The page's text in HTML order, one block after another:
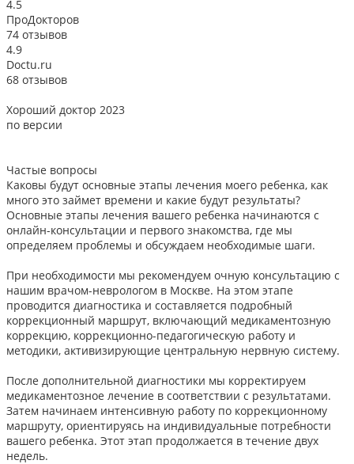
4.5
ПроДокторов
74 отзывов
4.9
Doctu.ru
68 отзывов
Хороший доктор 2023
по версии
Частые вопросы
Каковы будут основные этапы лечения моего ребенка, как
много это займет времени и какие будут результаты?
Основные этапы лечения вашего ребенка начинаются с
онлайн-консультации и первого знакомства, где мы
определяем проблемы и обсуждаем необходимые шаги.
При необходимости мы рекомендуем очную консультацию с
нашим врачом-неврологом в Москве. На этом этапе
проводится диагностика и составляется подробный
коррекционный маршрут, включающий медикаментозную
коррекцию, коррекционно-педагогическую работу и
методики, активизирующие центральную нервную систему.
После дополнительной диагностики мы корректируем
медикаментозное лечение в соответствии с результатами.
Затем начинаем интенсивную работу по коррекционному
маршруту, ориентируясь на индивидуальные потребности
вашего ребенка. Этот этап продолжается в течение двух
недель.